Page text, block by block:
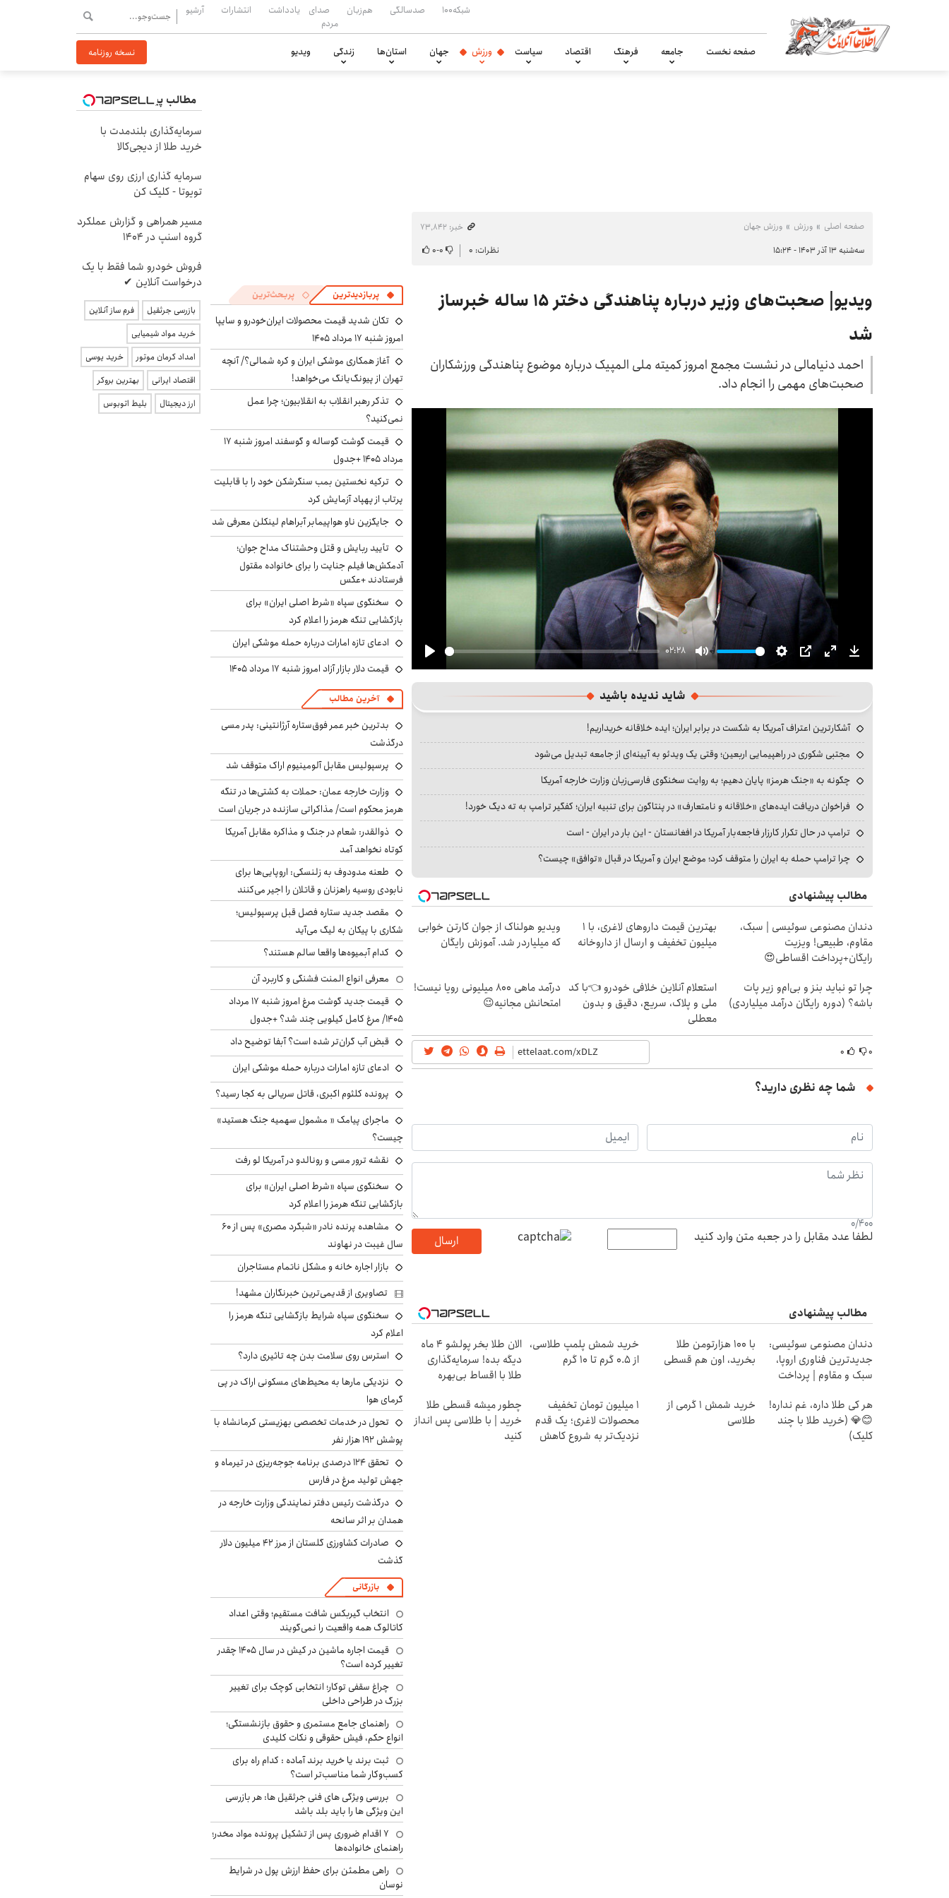
شبکه۱۰۰ صدسالگی هم‌زبان
صدای
مردم
یادداشت انتشارات آرشیو
صفحه نخست جامعه فرهنگ اقتصاد سیاست ورزش جهان استان‌ها زندگی ویدیو نسخه روزنامه
صفحه اصلی ورزش ورزش جهان
خبر: ۷۳٬۸۴۲
سه‌شنبه ۱۳ آذر ۱۴۰۳ - ۱۵:۲۴
نظرات: ۰ ۰-۰
ویدیو| صحبت‌های وزیر درباره پناهندگی دختر ۱۵ ساله خبرساز
شد
احمد دنیامالی در نشست مجمع امروز کمیته ملی المپیک درباره موضوع پناهندگی ورزشکاران
صحبت‌های مهمی را انجام داد.
Play
02:28
Mute Settings
PIP Enter
fullscreen
Download
شاید ندیده باشید
آشکارترین اعتراف آمریکا به شکست در برابر ایران؛ ایده خلاقانه خریداریم!
مجتبی شکوری در راهپیمایی اربعین؛ وقتی یک ویدئو به آیینه‌ای از جامعه تبدیل می‌شود
چگونه به «جنگ هرمز» پایان دهیم؛ به روایت سخنگوی فارسی‌زبان وزارت خارجه آمریکا
فراخوان دریافت ایده‌های «خلاقانه و نامتعارف» در پنتاگون برای تنبیه ایران؛ کفگیر ترامپ به ته دیگ خورد!
ترامپ در حال تکرار کارزار فاجعه‌بار آمریکا در افغانستان - این بار در ایران - است
چرا ترامپ حمله به ایران را متوقف کرد؛ موضع ایران و آمریکا در قبال «توافق» چیست؟
مطالب پیشنهادی
دندان مصنوعی سوئیسی | سبک،
مقاوم، طبیعی! ویزیت
رایگان+پرداخت اقساطی😍
بهترین قیمت داروهای لاغری، با ۱
میلیون تخفیف و ارسال از داروخانه‌
ویدیو هولناک از جوان کارتن خوابی
که میلیاردر شد. آموزش رایگان
چرا تو نباید بنز و بی‌ام‌و زیر پات
باشه؟ (دوره رایگان درآمد میلیاردی)
استعلام آنلاین خلافی خودرو 👈با کد
ملی و پلاک، سریع، دقیق و بدون
معطلی
درآمد ماهی 800 میلیونی رویا نیست!
امتحانش مجانیه😉
۰ ۰
شما چه نظری دارید؟
0/400
لطفا عدد مقابل را در جعبه متن وارد کنید ارسال
مطالب پیشنهادی
دندان مصنوعی سوئیسی:
جدیدترین فناوری اروپا،
سبک و مقاوم | پرداخت
با ۱۰۰ هزارتومن طلا
بخرید، اون هم قسطی
خرید شمش پلمپ طلاسی،
از ۰.۵ گرم تا ۱۰ گرم
الان طلا بخر پولشو 4 ماه
دیگه بده! سرمایه‌گذاری
طلا با اقساط بی‌بهره
هر کی طلا داره، غم نداره!
😊💎 (خرید طلا با چند
کلیک)
خرید شمش 1 گرمی از
طلاسی
۱ میلیون تومان تخفیف
محصولات لاغری؛ یک قدم
نزدیک‌تر به شروع کاهش
چطور میشه قسطی طلا
خرید | با طلاسی پس انداز
کنید
پربازدیدترین پربحث‌ترین
تکان شدید قیمت محصولات ایران‌خودرو و سایپا
امروز شنبه ۱۷ مرداد ۱۴۰۵
آغاز همکاری موشکی ایران و کره شمالی؟/ آنچه
تهران از پیونگ‌یانگ می‌خواهد!
تذکر رهبر انقلاب به انقلابیون؛ چرا عمل
نمی‌کنید؟
قیمت گوشت گوساله و گوسفند امروز شنبه ۱۷
مرداد ۱۴۰۵ +جدول
ترکیه نخستین بمب سنگرشکن خود را با قابلیت
پرتاب از پهپاد آزمایش کرد
جایگزین ناو هواپیمابر آبراهام لینکلن معرفی شد
تأیید ربایش و قتل وحشتناک مداح جوان؛
آدمکش‌ها فیلم جنایت را برای خانواده مقتول
فرستادند +عکس
سخنگوی سپاه «شرط اصلی ایران» برای
بازگشایی تنگه هرمز را اعلام کرد
ادعای تازه امارات درباره حمله موشکی ایران
قیمت دلار بازار آزاد امروز شنبه ۱۷ مرداد ۱۴۰۵
آخرین مطالب
بدترین خبر عمر فوق‌ستاره آرژانتینی: پدر مسی
درگذشت
پرسپولیس مقابل آلومینیوم اراک متوقف شد
وزارت خارجه عمان: حملات به کشتی‌ها در تنگه
هرمز محکوم است/ مذاکراتی سازنده در جریان است
ذوالقدر: شعام در جنگ و مذاکره مقابل آمریکا
کوتاه نخواهد آمد
طعنه مدودوف به زلنسکی: اروپایی‌ها برای
نابودی روسیه راهزنان و قاتلان را اجیر می‌کنند
مقصد جدید ستاره فصل قبل پرسپولیس؛
شکاری با پیکان به لیگ می‌آید
کدام آبمیوه‌ها واقعا سالم هستند؟
معرفی انواع المنت فشنگی و کاربرد آن
قیمت جدید گوشت مرغ امروز شنبه ۱۷ مرداد
۱۴۰۵/ مرغ کامل کیلویی چند شد؟ +جدول
قبض آب گران‌تر شده است؟ آبفا توضیح داد
ادعای تازه امارات درباره حمله موشکی ایران
پرونده کلثوم اکبری، قاتل سریالی به کجا رسید؟
ماجرای پیامک « مشمول سهمیه جنگ هستید»
چیست؟
نقشه ترور مسی و رونالدو در آمریکا لو رفت
سخنگوی سپاه «شرط اصلی ایران» برای
بازگشایی تنگه هرمز را اعلام کرد
مشاهده پرنده نادر «شبگرد مصری» پس از ۶۰
سال غیبت در نهاوند
بازار اجاره خانه و مشکل ناتمام مستاجران
تصاویری از قدیمی‌ترین خبرنگاران مشهد!
سخنگوی سپاه شرایط بازگشایی تنگه هرمز را
اعلام کرد
استرس روی سلامت بدن چه تاثیری دارد؟
نزدیکی مارها به محیط‌های مسکونی اراک در پی
گرمای هوا
تحول در خدمات تخصصی بهزیستی کرمانشاه با
پوشش ۱۹۲ هزار نفر
تحقق ۱۲۴ درصدی برنامه جوجه‌ریزی در تیرماه و
جهش تولید مرغ در فارس
درگذشت رئیس دفتر نمایندگی وزارت خارجه در
همدان بر اثر سانحه
صادرات کشاورزی گلستان از مرز ۴۲ میلیون دلار
گذشت
بازرگانی
انتخاب گیربکس شافت مستقیم؛ وقتی اعداد
کاتالوگ همه واقعیت را نمی‌گویند
قیمت اجاره ماشین در کیش در سال ۱۴۰۵ چقدر
تغییر کرده است؟
چراغ سقفی توکار؛ انتخابی کوچک برای تغییر
بزرگ در طراحی داخلی
راهنمای جامع مستمری و حقوق بازنشستگی؛
انواع حکم، فیش حقوقی و نکات کلیدی
ثبت برند یا خرید برند آماده : کدام راه برای
کسب‌وکار شما مناسب‌تر است؟
بررسی ویژگی های فنی جرثقیل ها: هر بازرسی
این ویژگی ها را باید بلد باشد
۷ اقدام ضروری پس از تشکیل پرونده مواد مخدر؛
راهنمای خانواده‌ها
راهی مطمئن برای حفظ ارزش پول در شرایط
نوسان
مطالب پیشنهادی
سرمایه‌گذاری بلندمدت با
خرید طلا از دیجی‌کالا
سرمایه گذاری ارزی روی سهام
تویوتا - کلیک کن
مسیر همراهی و گزارش عملکرد
گروه اسنپ در ۱۴۰۴
فروش خودرو شما فقط با یک
درخواست آنلاین ✔
بازرسی جرثقیل
فرم ساز آنلاین
خرید مواد شیمیایی
امداد کرمان موتور
خرید یوسی
اقتصاد ایرانی
بهترین بروکر
ارز دیجیتال
بلیط اتوبوس